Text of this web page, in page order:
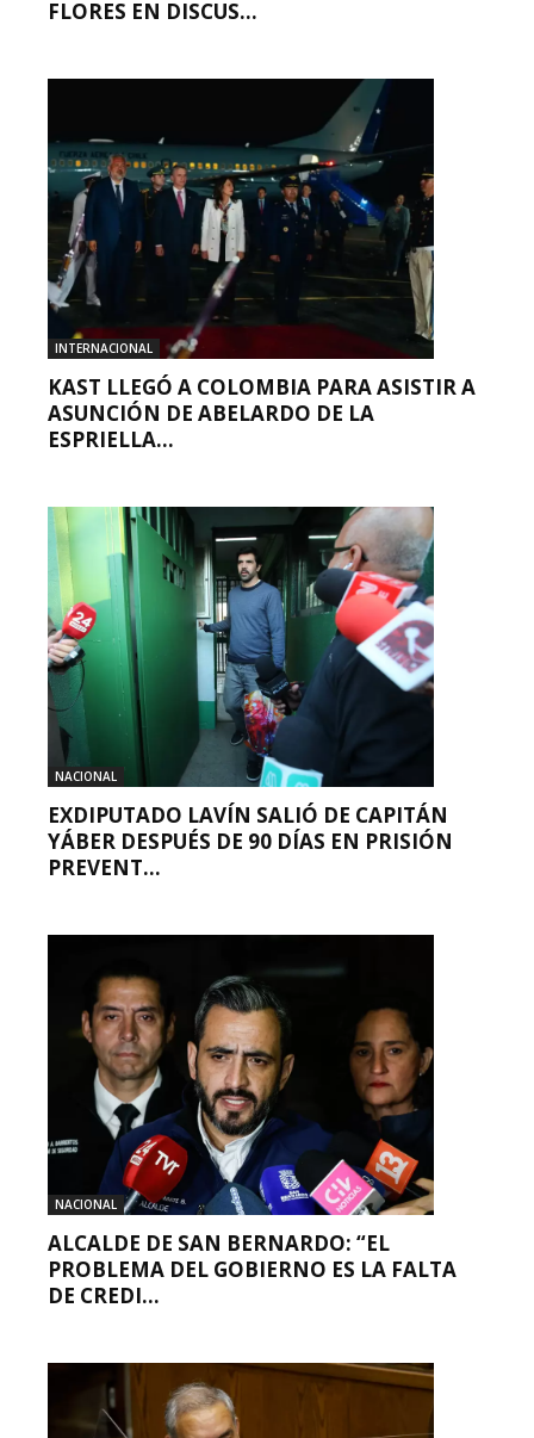
FLORES EN DISCUS...
INTERNACIONAL
KAST LLEGÓ A COLOMBIA PARA ASISTIR A
ASUNCIÓN DE ABELARDO DE LA
ESPRIELLA...
NACIONAL
EXDIPUTADO LAVÍN SALIÓ DE CAPITÁN
YÁBER DESPUÉS DE 90 DÍAS EN PRISIÓN
PREVENT...
NACIONAL
ALCALDE DE SAN BERNARDO: “EL
PROBLEMA DEL GOBIERNO ES LA FALTA
DE CREDI...